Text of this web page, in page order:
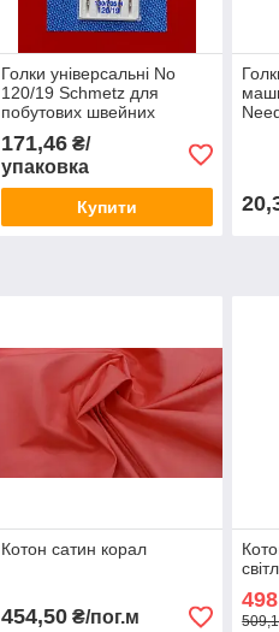
Голки універсальні No
120/19 Schmetz для
побутових швейних
машин
171,46₴/
упаковка
Купити
Котон сатин корал
454,50₴/пог.м